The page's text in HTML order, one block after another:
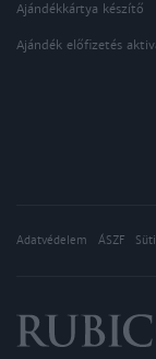
Ajándékkártya készítő
Ajándék előfizetés
Adatvédelem ÁSZF